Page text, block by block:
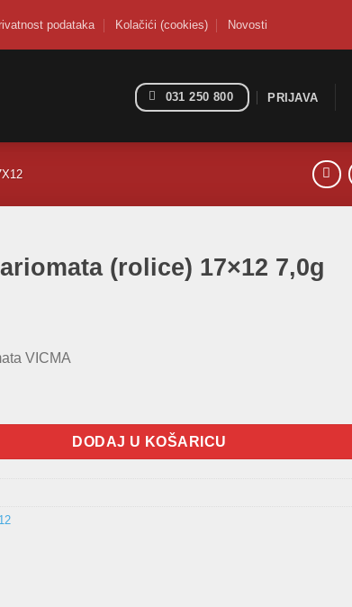
podataka Kolačići (cookies) Novosti
031 250 800 PRIJAVA
(rolice) 17×12 7,0g
VICMA
(rolice) 17x12 7,0g količina
DODAJ U KOŠARICU